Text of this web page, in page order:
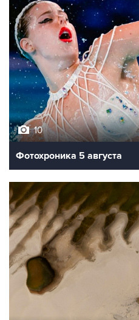
10
Фотохроника 5 августа